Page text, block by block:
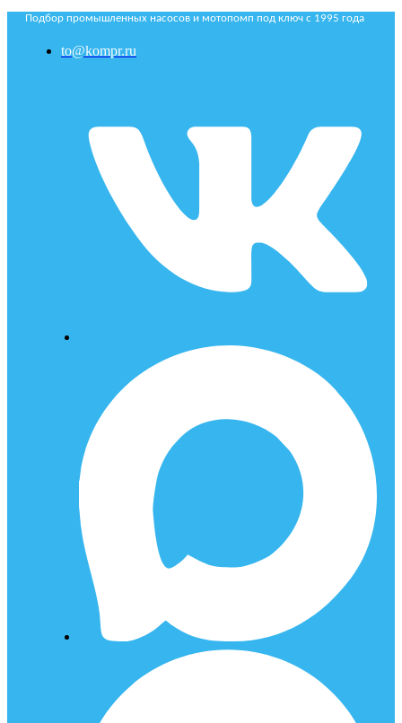
Подбор промышленных насосов и мотопомп под ключ с 1995 года
to@kompr.ru